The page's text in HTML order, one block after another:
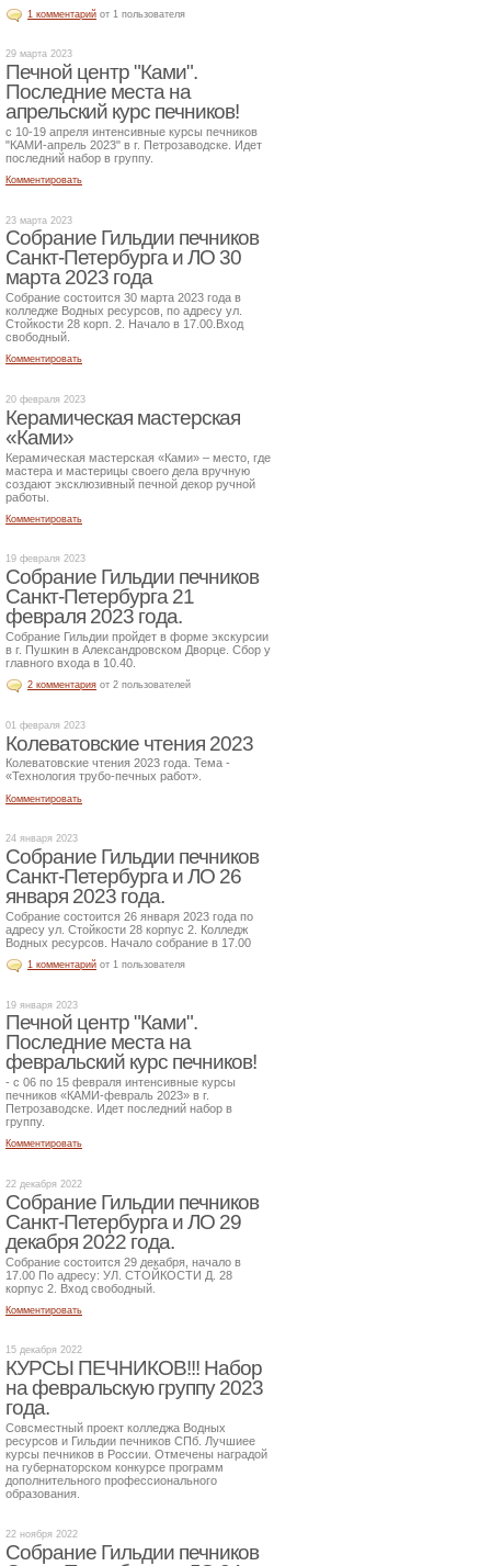
1 комментарий от 1 пользователя
29 марта 2023
Печной центр "Ками".
Последние места на
апрельский курс печников!
с 10-19 апреля интенсивные курсы печников
"КАМИ-апрель 2023" в г. Петрозаводске. Идет
последний набор в группу.
Комментировать
23 марта 2023
Собрание Гильдии печников
Санкт-Петербурга и ЛО 30
марта 2023 года
Собрание состоится 30 марта 2023 года в
колледже Водных ресурсов, по адресу ул.
Стойкости 28 корп. 2. Начало в 17.00.Вход
свободный.
Комментировать
20 февраля 2023
Керамическая мастерская
«Ками»
Керамическая мастерская «Ками» – место, где
мастера и мастерицы своего дела вручную
создают эксклюзивный печной декор ручной
работы.
Комментировать
19 февраля 2023
Собрание Гильдии печников
Санкт-Петербурга 21
февраля 2023 года.
Собрание Гильдии пройдет в форме экскурсии
в г. Пушкин в Александровском Дворце. Сбор у
главного входа в 10.40.
2 комментария от 2 пользователей
01 февраля 2023
Колеватовские чтения 2023
Колеватовские чтения 2023 года. Тема -
«Технология трубо-печных работ».
Комментировать
24 января 2023
Собрание Гильдии печников
Санкт-Петербурга и ЛО 26
января 2023 года.
Собрание состоится 26 января 2023 года по
адресу ул. Стойкости 28 корпус 2. Колледж
Водных ресурсов. Начало собрание в 17.00
1 комментарий от 1 пользователя
19 января 2023
Печной центр "Ками".
Последние места на
февральский курс печников!
- с 06 по 15 февраля интенсивные курсы
печников «КАМИ-февраль 2023» в г.
Петрозаводске. Идет последний набор в
группу.
Комментировать
22 декабря 2022
Собрание Гильдии печников
Санкт-Петербурга и ЛО 29
декабря 2022 года.
Собрание состоится 29 декабря, начало в
17.00 По адресу: УЛ. СТОЙКОСТИ Д. 28
корпус 2. Вход свободный.
Комментировать
15 декабря 2022
КУРСЫ ПЕЧНИКОВ!!! Набор
на февральскую группу 2023
года.
Совсместный проект колледжа Водных
ресурсов и Гильдии печников СПб. Лучшиее
курсы печников в России. Отмечены наградой
на губернаторском конкурсе программ
дополнительного профессионального
образования.
22 ноября 2022
Собрание Гильдии печников